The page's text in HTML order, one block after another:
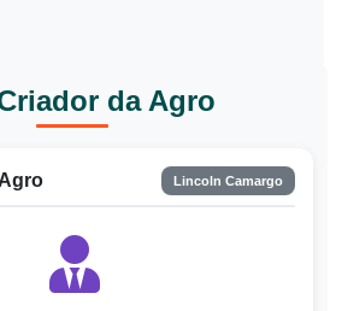
구매 칼 / 판매 칼
da Agro
Lincoln Camargo